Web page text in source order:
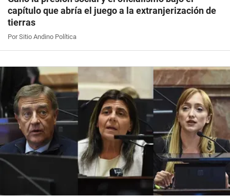
capítulo que abría el juego a la extranjerización de
tierras
Por Sitio Andino Política